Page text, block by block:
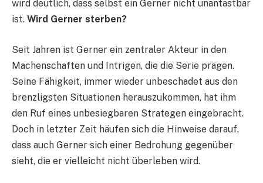
wird deutlich, dass selbst ein Gerner nicht unantastbar
ist. Wird Gerner sterben?
Seit Jahren ist Gerner ein zentraler Akteur in den
Machenschaften und Intrigen, die die Serie prägen.
Seine Fähigkeit, immer wieder unbeschadet aus den
brenzligsten Situationen herauszukommen, hat ihm
den Ruf eines unbesiegbaren Strategen eingebracht.
Doch in letzter Zeit häufen sich die Hinweise darauf,
dass auch Gerner sich einer Bedrohung gegenüber
sieht, die er vielleicht nicht überleben wird.